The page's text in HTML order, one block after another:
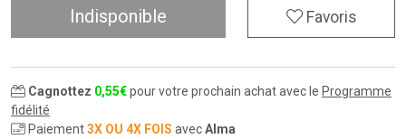
Indisponible Favoris
Cagnottez 0,55€pour votre prochain achat avec le Programme
fidélité
Paiement3X OU 4X FOIS avecAlma